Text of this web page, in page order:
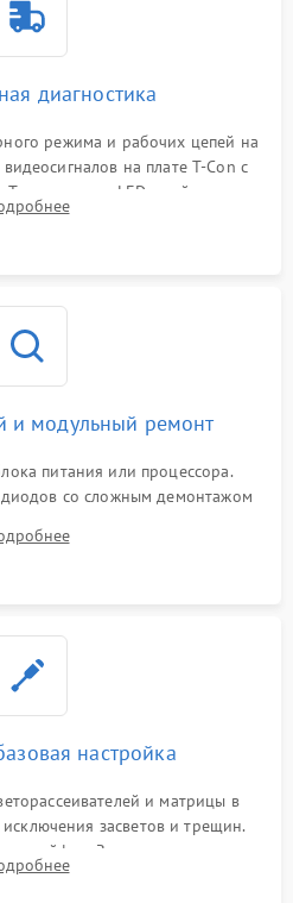
диагностика
режима и рабочих цепей на
на плате T-Con с
LED-драйвера и
подсветки мультиметром.
и модульный ремонт
питания или процессора.
со сложным демонтажом
поврежденных дорожек,
памяти EEPROM
настройка
и матрицы в
засветов и трещин.
шлейфов. Закрытие корпуса.
программного обеспечения.